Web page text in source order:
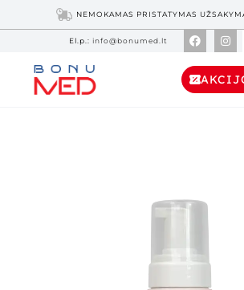
NEMOKAMAS PRISTATYMAS
El.p.: info@bonumed.lt